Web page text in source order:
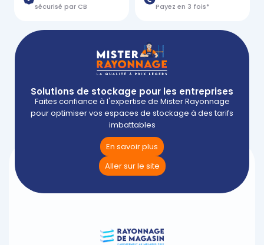
sécurisé par CB Payez en 3 fois*
Solutions de stockage pour les entreprises
Faites confiance à l'expertise de Mister Rayonnage
pour optimiser vos espaces de stockage à des tarifs
imbattables
En savoir plus
Aller sur le site